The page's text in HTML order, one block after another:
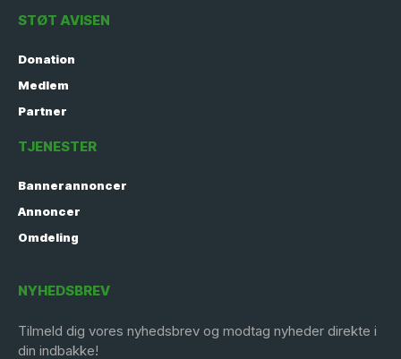
STØT AVISEN
Donation
Medlem
Partner
TJENESTER
Bannerannoncer
Annoncer
Omdeling
NYHEDSBREV
Tilmeld dig vores nyhedsbrev og modtag nyheder direkte i
din indbakke!